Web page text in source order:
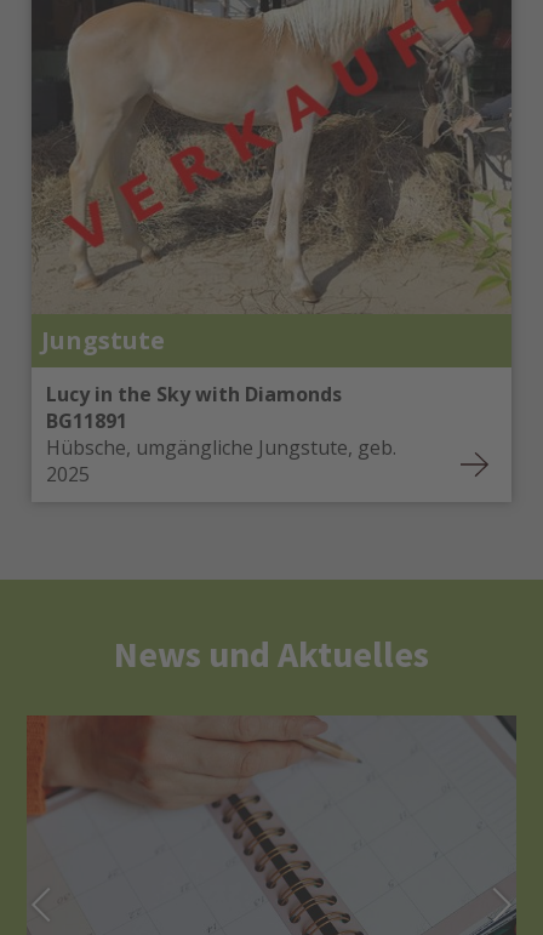
Jungstute
Lucy in the Sky with Diamonds
BG11891
Hübsche, umgängliche Jungstute, geb.
2025
News und Aktuelles